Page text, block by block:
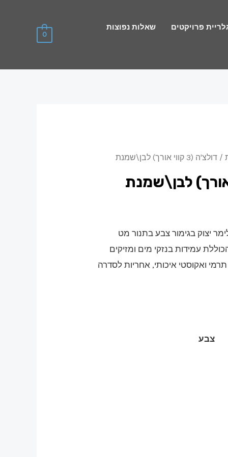
פרויקטים שאלות נפוצות
0
/ דולצ'ה (3 קווי אורך) לבן\שמנת
יצוק בגימור צבע בתנור מט
עמידות בנזקי מים ומזיקים
תרמי ואקוסטי איכותי, אחריות לסדרה
צבע